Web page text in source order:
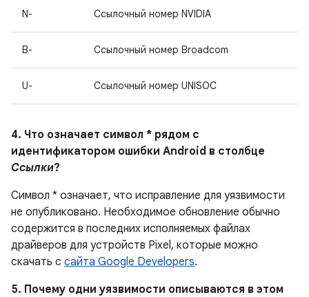
N- Ссылочный номер NVIDIA
B- Ссылочный номер Broadcom
U- Ссылочный номер UNISOC
4. Что означает символ * рядом с
идентификатором ошибки Android в столбце
Ссылки?
Символ * означает, что исправление для уязвимости
не опубликовано. Необходимое обновление обычно
содержится в последних исполняемых файлах
драйверов для устройств Pixel, которые можно
скачать с сайта Google Developers.
5. Почему одни уязвимости описываются в этом